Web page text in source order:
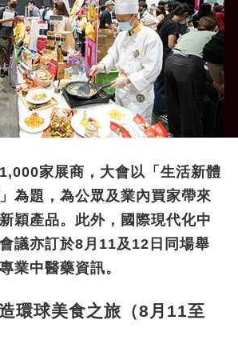
家展商，大會以「生活新體
為題，為公眾及業內買家帶來
穎產品。此外，國際現代化中
議亦訂於8月11及12日同場舉
業中醫藥資訊。
環球美食之旅（8月11至